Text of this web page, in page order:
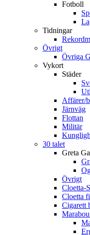
Fotboll
Tidningar
Övrigt
Övriga
Vykort
Städer
Affärer/
Järnväg
Flottan
Militär
30 talet
Greta
Övrigt
Cloetta-
Cloetta
Cigarett